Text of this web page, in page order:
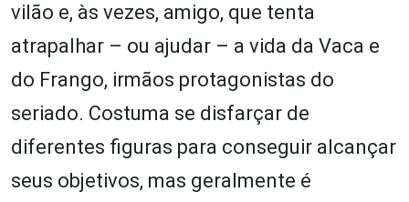
vilão e, às vezes, amigo, que tenta
atrapalhar – ou ajudar – a vida da Vaca e
do Frango, irmãos protagonistas do
seriado. Costuma se disfarçar de
diferentes figuras para conseguir alcançar
seus objetivos, mas geralmente é